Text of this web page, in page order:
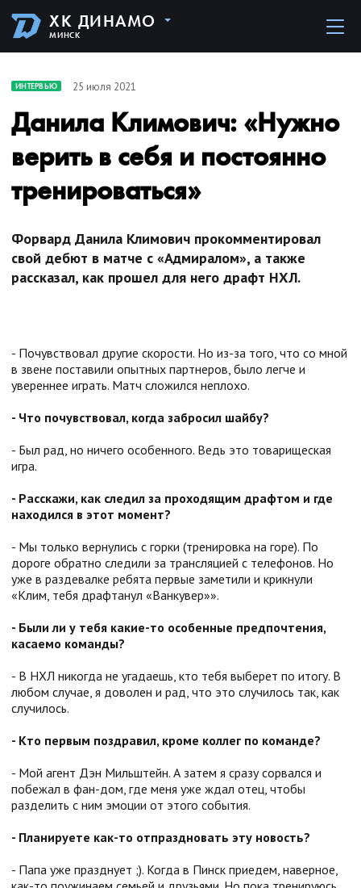
ХК ДИНАМО
МИНСК
ИНТЕРВЬЮ 25 июля 2021
Данила Климович: «Нужно
верить в себя и постоянно
тренироваться»
Форвард Данила Климович прокомментировал
свой дебют в матче с «Адмиралом», а также
рассказал, как прошел для него драфт НХЛ.
- Почувствовал другие скорости. Но из-за того, что со мной
в звене поставили опытных партнеров, было легче и
увереннее играть. Матч сложился неплохо.
- Что почувствовал, когда забросил шайбу?
- Был рад, но ничего особенного. Ведь это товарищеская
игра.
- Расскажи, как следил за проходящим драфтом и где
находился в этот момент?
- Мы только вернулись с горки (тренировка на горе). По
дороге обратно следили за трансляцией с телефонов. Но
уже в раздевалке ребята первые заметили и крикнули
«Клим, тебя драфтанул «Ванкувер»».
- Были ли у тебя какие-то особенные предпочтения,
касаемо команды?
- В НХЛ никогда не угадаешь, кто тебя выберет по итогу. В
любом случае, я доволен и рад, что это случилось так, как
случилось.
- Кто первым поздравил, кроме коллег по команде?
- Мой агент Дэн Мильштейн. А затем я сразу сорвался и
побежал в фан-дом, где меня уже ждал отец, чтобы
разделить с ним эмоции от этого события.
- Планируете как-то отпраздновать эту новость?
- Папа уже празднует ;). Когда в Пинск приедем, наверное,